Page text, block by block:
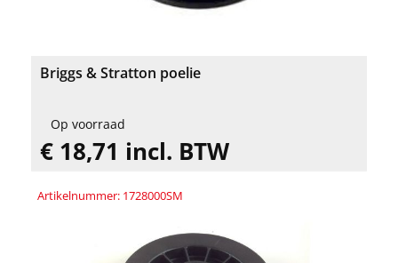
Briggs & Stratton poelie
Op voorraad
€ 18,71 incl. BTW
Artikelnummer: 1728000SM